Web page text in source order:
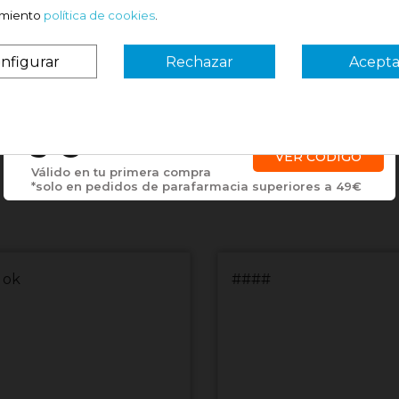
ok ####
¿Es tu primera vez? ¡SORPRESA!
VER CÓDIGO
Válido en tu primera compra
*solo en pedidos de parafarmacia superiores a 49€
3 €
política de cookies
Rechazar